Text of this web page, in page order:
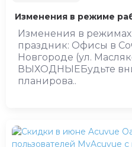
Изменения в режиме
Изменения в
праздник: Офисы в
Новгороде (ул.
ВЫХОДНЫЕБудьте
планирова..